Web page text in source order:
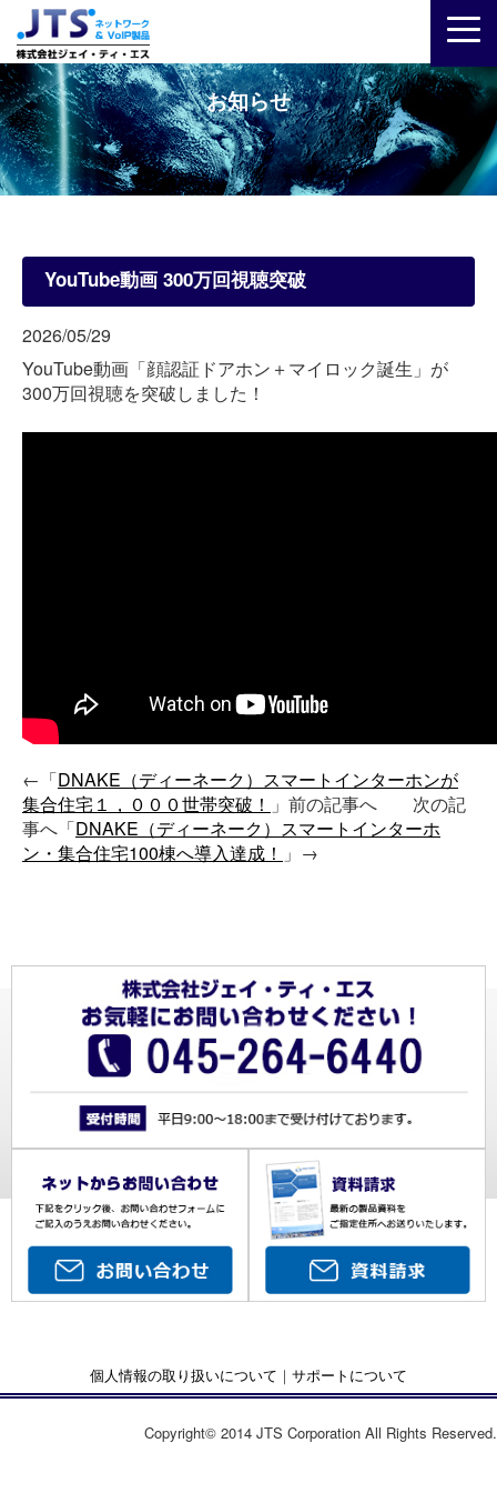
お知らせ
YouTube動画 300万回視聴突破
2026/05/29
YouTube動画「顔認証ドアホン＋マイロック誕生」が
300万回視聴を突破しました！
←「DNAKE（ディーネーク）スマートインターホンが
集合住宅１，０００世帯突破！ 」前の記事へ 次の記
事へ「DNAKE（ディーネーク）スマートインターホ
ン・集合住宅100棟へ導入達成！ 」→
個人情報の取り扱いについて ｜ サポートについて
Copyright© 2014 JTS Corporation All Rights Reserved.